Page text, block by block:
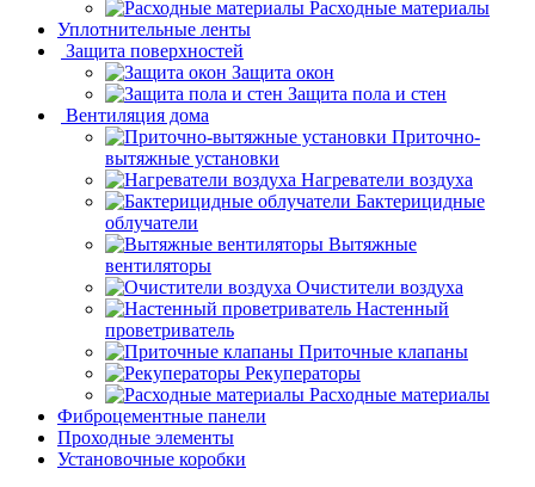
Расходные материалы
Уплотнительные ленты
Защита поверхностей
Защита окон
Защита пола и стен
Вентиляция дома
Приточно-
вытяжные установки
Нагреватели воздуха
Бактерицидные
облучатели
Вытяжные
вентиляторы
Очистители воздуха
Настенный
проветриватель
Приточные клапаны
Рекуператоры
Расходные материалы
Фиброцементные панели
Проходные элементы
Установочные коробки